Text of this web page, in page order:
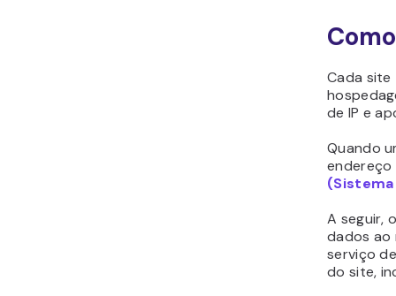
Cada site
de IP e
Quando
endereço
A seguir,
dados ao
serviço
do site,